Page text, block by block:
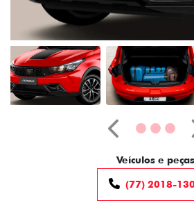
Anterior
Veículos e peças
(77) 2018-